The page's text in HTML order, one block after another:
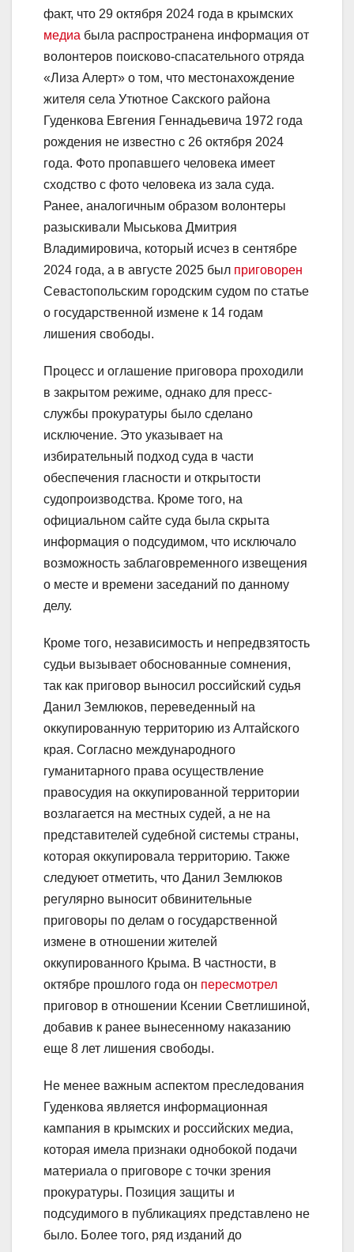
факт, что 29 октября 2024 года в крымских
медиа была распространена информация от
волонтеров поисково-спасательного отряда
«Лиза Алерт» о том, что местонахождение
жителя села Утютное Сакского района
Гуденкова Евгения Геннадьевича 1972 года
рождения не известно с 26 октября 2024
года. Фото пропавшего человека имеет
сходство с фото человека из зала суда.
Ранее, аналогичным образом волонтеры
разыскивали Мыськова Дмитрия
Владимировича, который исчез в сентябре
2024 года, а в августе 2025 был приговорен
Севастопольским городским судом по статье
о государственной измене к 14 годам
лишения свободы.
Процесс и оглашение приговора проходили
в закрытом режиме, однако для пресс-
службы прокуратуры было сделано
исключение. Это указывает на
избирательный подход суда в части
обеспечения гласности и открытости
судопроизводства. Кроме того, на
официальном сайте суда была скрыта
информация о подсудимом, что исключало
возможность заблаговременного извещения
о месте и времени заседаний по данному
делу.
Кроме того, независимость и непредвзятость
судьи вызывает обоснованные сомнения,
так как приговор выносил российский судья
Данил Землюков, переведенный на
оккупированную территорию из Алтайского
края. Согласно международного
гуманитарного права осуществление
правосудия на оккупированной территории
возлагается на местных судей, а не на
представителей судебной системы страны,
которая оккупировала территорию. Также
следуюет отметить, что Данил Землюков
регулярно выносит обвинительные
приговоры по делам о государственной
измене в отношении жителей
оккупированного Крыма. В частности, в
октябре прошлого года он пересмотрел
приговор в отношении Ксении Светлишиной,
добавив к ранее вынесенному наказанию
еще 8 лет лишения свободы.
Не менее важным аспектом преследования
Гуденкова является информационная
кампания в крымских и российских медиа,
которая имела признаки однобокой подачи
материала о приговоре с точки зрения
прокуратуры. Позиция защиты и
подсудимого в публикациях представлено не
было. Более того, ряд изданий до